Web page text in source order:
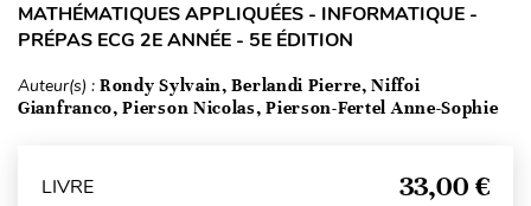
MATHÉMATIQUES APPLIQUÉES - INFORMATIQUE -
PRÉPAS ECG 2E ANNÉE - 5E ÉDITION
Auteur(s) : Rondy Sylvain, Berlandi Pierre, Niffoi
Gianfranco, Pierson Nicolas, Pierson-Fertel Anne-Sophie
LIVRE 33,00 €